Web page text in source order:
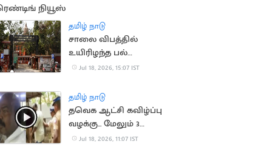
நியூஸ்
தமிழ் நாடு
சாலை விபத்தில்
உயிரிழந்த பல்
மருத்துவரின்
கோடி இழப்பீடு
Jul 18, 2026, 15:07 IST
தமிழ் நாடு
தவெக ஆட்சி கவிழ்ப்பு
வழக்கு... மேலும் 3
பேரிடம் போலீசார் தீவிர
Jul 18, 2026, 11:07 IST